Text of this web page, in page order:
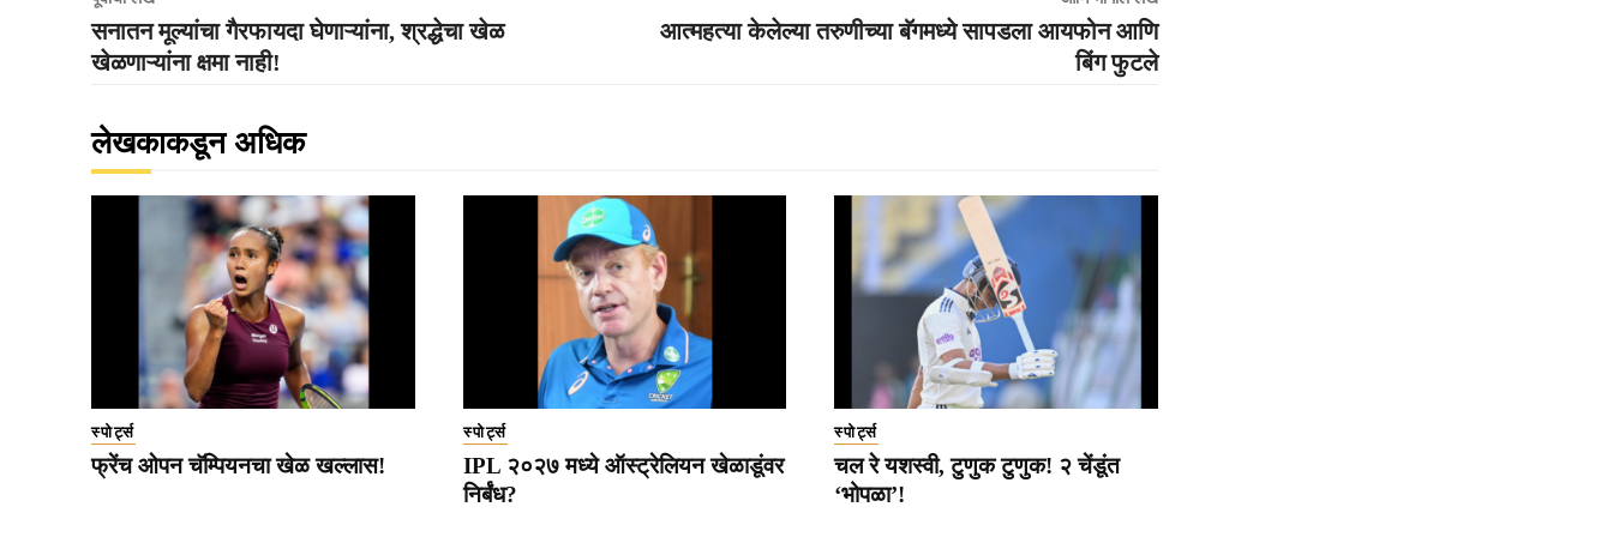
सनातन मूल्यांचा गैरफायदा घेणाऱ्यांना, श्रद्धेचा खेळ
खेळणाऱ्यांना क्षमा नाही!
आत्महत्या केलेल्या तरुणीच्या बॅगमध्ये सापडला आयफोन आणि
बिंग फुटले
लेखकाकडून अधिक
स्पोर्ट्स
फ्रेंच ओपन चॅम्पियनचा खेळ खल्लास!
स्पोर्ट्स
IPL २०२७ मध्ये ऑस्ट्रेलियन खेळाडूंवर
निर्बंध?
स्पोर्ट्स
चल रे यशस्वी, टुणुक टुणुक! २ चेंडूंत
‘भोपळा’!